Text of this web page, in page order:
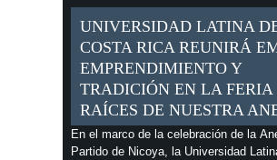
UNIVERSIDAD LATINA
COSTA RICA REUNIRÁ
EMPRENDIMIENTO Y
TRADICIÓN EN LA FERIA
RAÍCES DE NUESTRA
En el marco de la celebración de la
Partido de Nicoya, la Universidad